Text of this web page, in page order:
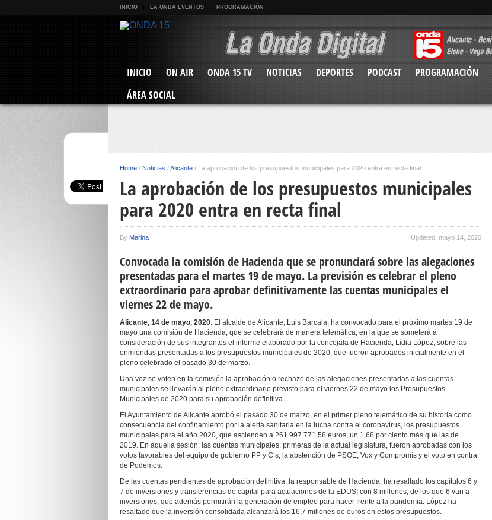
INICIO LA ONDA EVENTOS PROGRAMACIÓN
INICIO ON AIR ONDA 15 TV NOTICIAS DEPORTES PODCAST PROGRAMACIÓN
ÁREA SOCIAL
Home / Noticias /Alicante / La aprobación de los presupuestos municipales para 2020 entra en recta final
La aprobación de los presupuestos municipales
para 2020 entra en recta final
By Marina Updated: mayo 14, 2020
Convocada la comisión de Hacienda que se pronunciará sobre las alegaciones
presentadas para el martes 19 de mayo. La previsión es celebrar el pleno
extraordinario para aprobar definitivamente las cuentas municipales el
viernes 22 de mayo.
Alicante, 14 de mayo, 2020. El alcalde de Alicante, Luis Barcala, ha convocado para el próximo martes 19 de
mayo una comisión de Hacienda, que se celebrará de manera telemática, en la que se someterá a
consideración de sus integrantes el informe elaborado por la concejala de Hacienda, Lídia López, sobre las
enmiendas presentadas a los presupuestos municipales de 2020, que fueron aprobados inicialmente en el
pleno celebrado el pasado 30 de marzo.
Una vez se voten en la comisión la aprobación o rechazo de las alegaciones presentadas a las cuentas
municipales se llevarán al pleno extraordinario previsto para el viernes 22 de mayo los Presupuestos
Municipales de 2020 para su aprobación definitiva.
El Ayuntamiento de Alicante aprobó el pasado 30 de marzo, en el primer pleno telemático de su historia como
consecuencia del confinamiento por la alerta sanitaria en la lucha contra el coronavirus, los presupuestos
municipales para el año 2020, que ascienden a 261.997.771,58 euros, un 1,68 por ciento más que las de
2019. En aquella sesión, las cuentas municipales, primeras de la actual legislatura, fueron aprobadas con los
votos favorables del equipo de gobierno PP y C’s, la abstención de PSOE, Vox y Compromís y el voto en contra
de Podemos.
De las cuentas pendientes de aprobación definitiva, la responsable de Hacienda, ha resaltado los capítulos 6 y
7 de inversiones y transferencias de capital para actuaciones de la EDUSI con 8 millones, de los que 6 van a
inversiones, que además permitirán la generación de empleo para hacer frente a la pandemia. López ha
resaltado que la inversión consolidada alcanzará los 16,7 millones de euros en estos presupuestos.